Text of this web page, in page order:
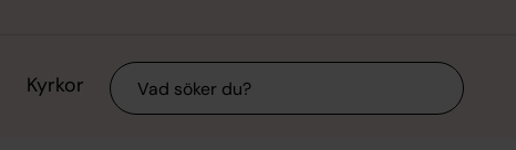
Kyrkor Sök